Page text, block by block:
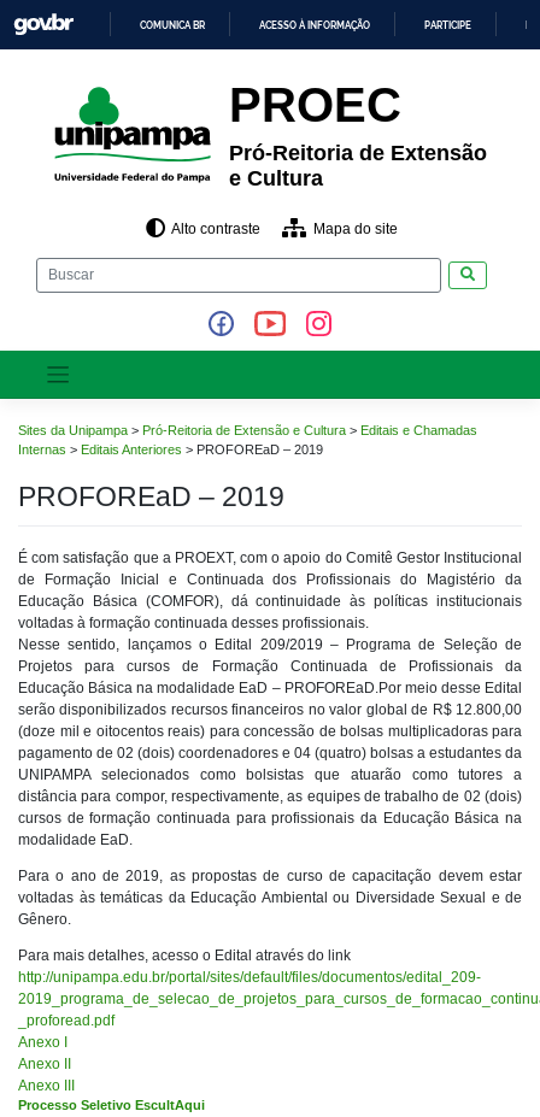
para
o
CONTEÚDO
COMUNICA BR ACESSO À INFORMAÇÃO PARTICIPE
PROEC
Pró-Reitoria de Extensão
e Cultura
Alto contraste Mapa do site
Sites da Unipampa > Pró-Reitoria de Extensão e Cultura > Editais e Chamadas
Internas > Editais Anteriores > PROFOREaD – 2019
PROFOREaD – 2019
É com satisfação que a PROEXT, com o apoio do Comitê Gestor Institucional
de Formação Inicial e Continuada dos Profissionais do Magistério da
Educação Básica (COMFOR), dá continuidade às políticas institucionais
voltadas à formação continuada desses profissionais.
Nesse sentido, lançamos o Edital 209/2019 – Programa de Seleção de
Projetos para cursos de Formação Continuada de Profissionais da
Educação Básica na modalidade EaD – PROFOREaD.Por meio desse Edital
serão disponibilizados recursos financeiros no valor global de R$ 12.800,00
(doze mil e oitocentos reais) para concessão de bolsas multiplicadoras para
pagamento de 02 (dois) coordenadores e 04 (quatro) bolsas a estudantes da
UNIPAMPA selecionados como bolsistas que atuarão como tutores a
distância para compor, respectivamente, as equipes de trabalho de 02 (dois)
cursos de formação continuada para profissionais da Educação Básica na
modalidade EaD.
Para o ano de 2019, as propostas de curso de capacitação devem estar
voltadas às temáticas da Educação Ambiental ou Diversidade Sexual e de
Gênero.
Para mais detalhes, acesso o Edital através do link
http://unipampa.edu.br/portal/sites/default/files/documentos/edital_209-
_proforead.pdf
Anexo I
Anexo II
Anexo III
Processo Seletivo EscultAqui